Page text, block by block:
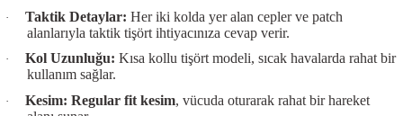
· Taktik Detaylar: Her iki kolda yer alan cepler ve patch
alanlarıyla taktik tişört ihtiyacınıza cevap verir.
· Kol Uzunluğu: Kısa kollu tişörtmodeli, sıcak havalarda rahat bir
kullanım sağlar.
· Kesim: Regular fit kesim, vücuda oturarak rahat bir hareket